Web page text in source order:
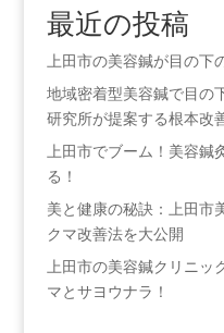
最近の投稿
上田市の美容鍼が目の
地域密着型美容鍼で目の
研究所が提案する根本改
上田市でブーム！美容鍼
る！
美と健康の秘訣：上田市
クマ改善法を大公開
上田市の美容鍼クリニッ
マとサヨウナラ！